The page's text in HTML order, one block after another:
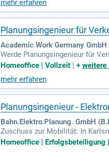
eld sind Voraussetzung. Sie
n. Modernes, flexibles Arbeiten
mehr erfahren
Planungsingenieur für
Academic Work Germany
Werde Planungsingenieur für
dee bis zur Fertigstellung und
em starken Team, das
Führung eines Expertenteams
Homeoffice | Vollzeit |+weitere
mehr erfahren
Planungsingenieur -
Bahn.Elektro.Planung. GmbH
Zuschuss zur Mobilität: In
deinen Arbeitsort flexibel
Homeoffice |